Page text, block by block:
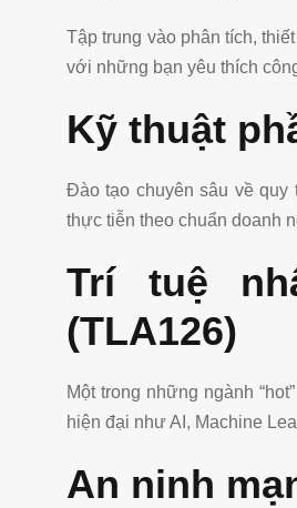
Tập trung vào phân tích,
với những bạn yêu thích
Kỹ thuật
Đào tạo chuyên sâu về quy
thực tiễn theo chuẩn doanh
Trí tuệ
(TLA126)
Một trong những ngành
hiện đại như AI, Machine
An ninh